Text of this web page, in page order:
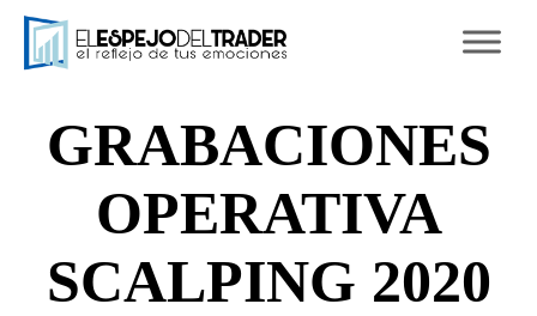
GRABACIONES
OPERATIVA
SCALPING 2020